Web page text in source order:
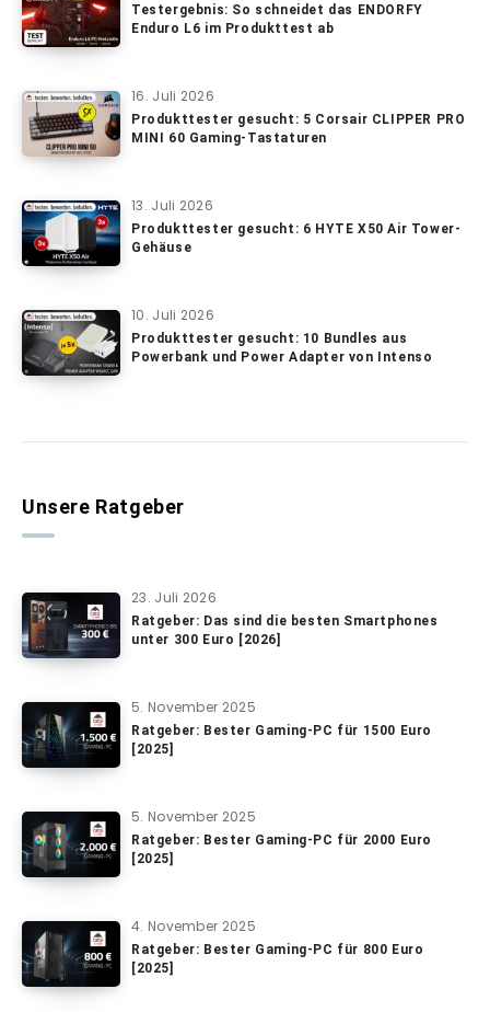
Testergebnis: So schneidet das ENDORFY
Enduro L6 im Produkttest ab
16. Juli 2026
Produkttester gesucht: 5 Corsair CLIPPER PRO
MINI 60 Gaming-Tastaturen
13. Juli 2026
Produkttester gesucht: 6 HYTE X50 Air Tower-
Gehäuse
10. Juli 2026
Produkttester gesucht: 10 Bundles aus
Powerbank und Power Adapter von Intenso
Unsere Ratgeber
23. Juli 2026
Ratgeber: Das sind die besten Smartphones
unter 300 Euro [2026]
5. November 2025
Ratgeber: Bester Gaming-PC für 1500 Euro
[2025]
5. November 2025
Ratgeber: Bester Gaming-PC für 2000 Euro
[2025]
4. November 2025
Ratgeber: Bester Gaming-PC für 800 Euro
[2025]